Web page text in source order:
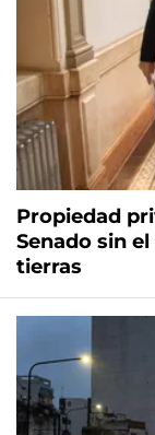
Propiedad
Senado sin
tierras